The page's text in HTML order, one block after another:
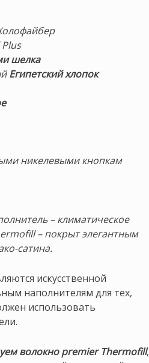
шелка
Египетский хлопок
никелевыми кнопкам
– климатическое
– покрыт элегантным
сатина.
искусственной
наполнителям для тех,
использовать
волокно premier Thermofill,